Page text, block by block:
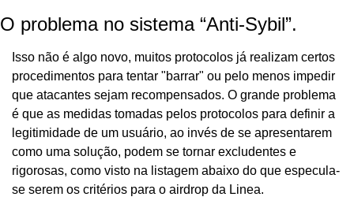
O problema no sistema “Anti-Sybil”.
Isso não é algo novo, muitos protocolos já realizam certos
procedimentos para tentar "barrar" ou pelo menos impedir
que atacantes sejam recompensados. O grande problema
é que as medidas tomadas pelos protocolos para definir a
legitimidade de um usuário, ao invés de se apresentarem
como uma solução, podem se tornar excludentes e
rigorosas, como visto na listagem abaixo do que especula-
se serem os critérios para o airdrop da Linea.